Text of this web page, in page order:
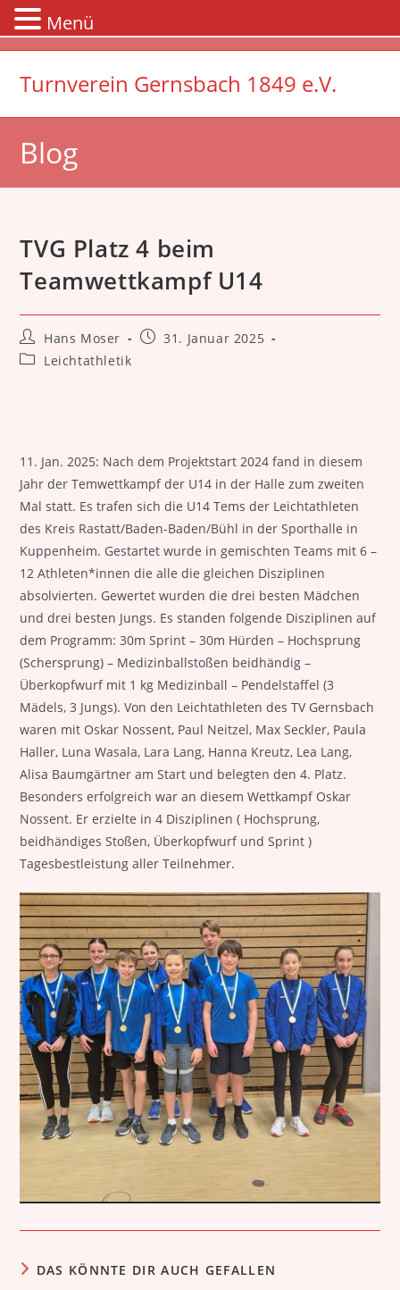
Zum
springen
Turnverein Gernsbach 1849 e.V.
Blog
TVG Platz 4 beim
Teamwettkampf U14
Beitrags-
Autor:
Hans Moser
Beitrag31. Januar 2025
Beitrags-
Leichtathletik
11. Jan. 2025: Nach dem Projektstart 2024 fand in diesem
Jahr der Temwettkampf der U14 in der Halle zum zweiten
Mal statt. Es trafen sich die U14 Tems der Leichtathleten
des Kreis Rastatt/Baden-Baden/Bühl in der Sporthalle in
Kuppenheim. Gestartet wurde in gemischten Teams mit 6 –
12 Athleten*innen die alle die gleichen Disziplinen
absolvierten. Gewertet wurden die drei besten Mädchen
und drei besten Jungs. Es standen folgende Disziplinen auf
dem Programm: 30m Sprint – 30m Hürden – Hochsprung
(Schersprung) – Medizinballstoßen beidhändig –
Überkopfwurf mit 1 kg Medizinball – Pendelstaffel (3
Mädels, 3 Jungs). Von den Leichtathleten des TV Gernsbach
waren mit Oskar Nossent, Paul Neitzel, Max Seckler, Paula
Haller, Luna Wasala, Lara Lang, Hanna Kreutz, Lea Lang,
Alisa Baumgärtner am Start und belegten den 4. Platz.
Besonders erfolgreich war an diesem Wettkampf Oskar
Nossent. Er erzielte in 4 Disziplinen ( Hochsprung,
beidhändiges Stoßen, Überkopfwurf und Sprint )
Tagesbestleistung aller Teilnehmer.
DAS KÖNNTE DIR AUCH GEFALLEN
Menü